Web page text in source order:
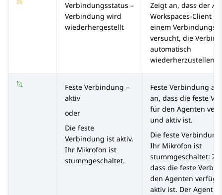
Verbindungsstatus –
Verbindung wird
wiederhergestellt
Zeigt an, dass der
Workspaces-Client
einem
versucht, die
automatisch
wiederherzustellen.
Feste Verbindung –
aktiv
oder
Die feste
Verbindung ist aktiv.
Ihr Mikrofon ist
stummgeschaltet.
Feste Verbindung
an, dass die feste
für den Agenten
und aktiv ist.
Die feste
Ihr Mikrofon ist
stummgeschaltet:
dass die feste
den Agenten
aktiv ist. Der Agent